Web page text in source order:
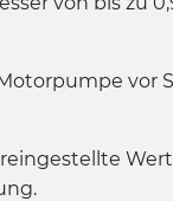
vor